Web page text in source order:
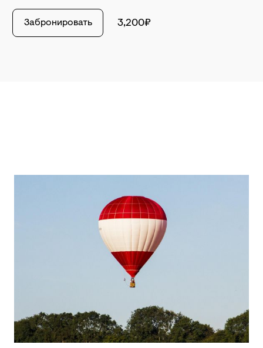
Забронировать 3,200₽